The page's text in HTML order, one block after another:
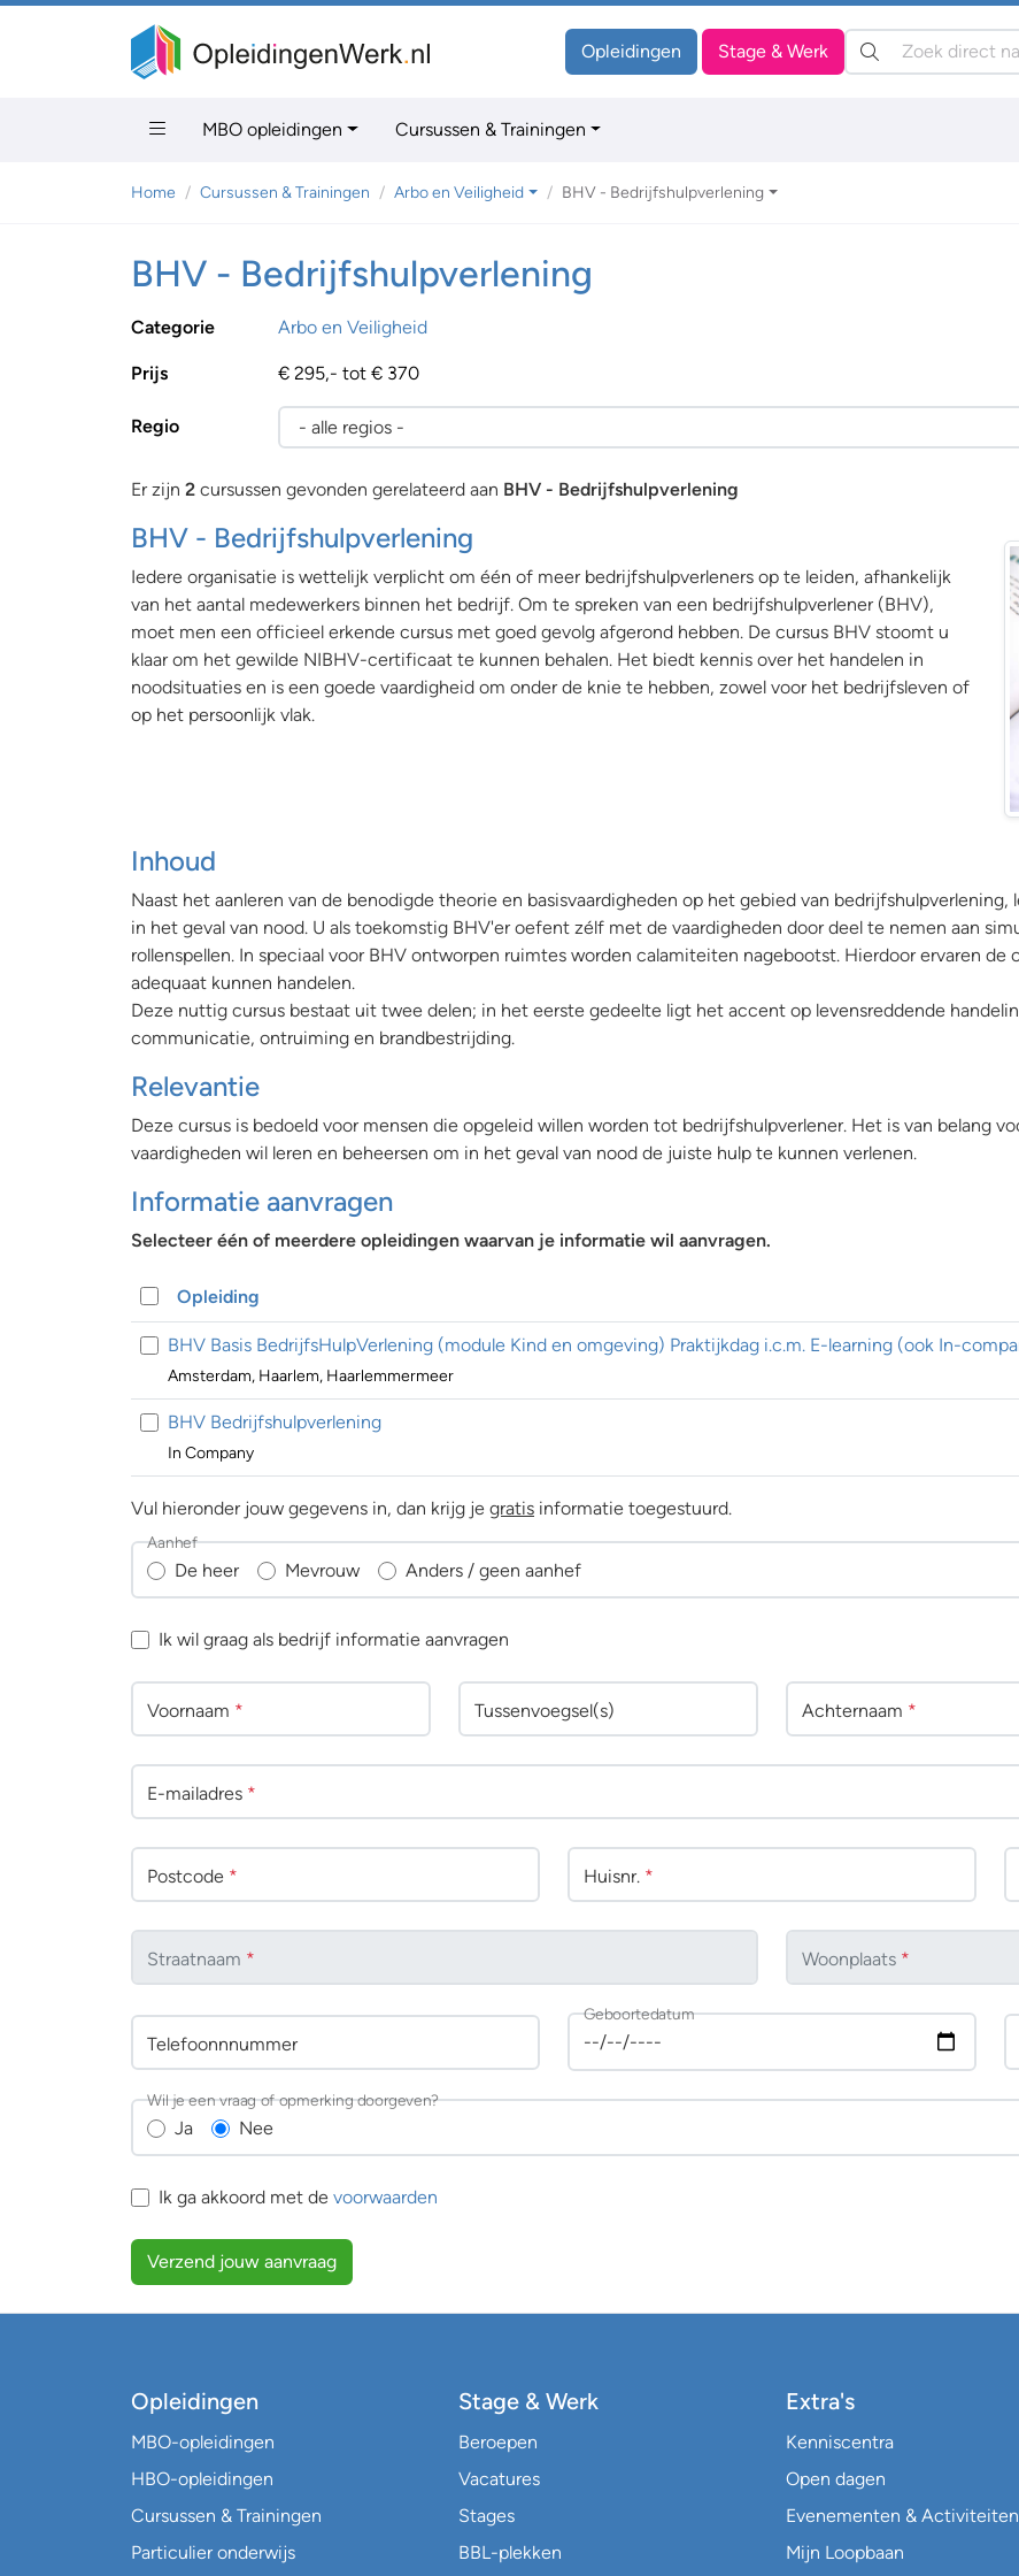
Opleidingen Stage & Werk Zoeken:
MBO opleidingen Cursussen & Trainingen
Home Cursussen & Trainingen Arbo en Veiligheid BHV - Bedrijfshulpverlening
BHV - Bedrijfshulpverlening
Categorie Arbo en Veiligheid
Prijs € 295,- tot € 370
Regio
Er zijn 2 cursussen gevonden gerelateerd aan BHV - Bedrijfshulpverlening
BHV - Bedrijfshulpverlening
Iedere organisatie is wettelijk verplicht om één of meer bedrijfshulpverleners op te leiden, afhankelijk
van het aantal medewerkers binnen het bedrijf. Om te spreken van een bedrijfshulpverlener (BHV),
moet men een officieel erkende cursus met goed gevolg afgerond hebben. De cursus BHV stoomt u
klaar om het gewilde NIBHV-certificaat te kunnen behalen. Het biedt kennis over het handelen in
noodsituaties en is een goede vaardigheid om onder de knie te hebben, zowel voor het bedrijfsleven of
op het persoonlijk vlak.
Inhoud
Naast het aanleren van de benodigde theorie en basisvaardigheden op het gebied van
in het geval van nood. U als toekomstig BHV'er oefent zélf met de vaardigheden door deel te nemen aan
rollenspellen. In speciaal voor BHV ontworpen ruimtes worden calamiteiten nagebootst. Hierdoor ervaren
adequaat kunnen handelen.
Deze nuttig cursus bestaat uit twee delen; in het eerste gedeelte ligt het accent op levensreddende
communicatie, ontruiming en brandbestrijding.
Relevantie
Deze cursus is bedoeld voor mensen die opgeleid willen worden tot bedrijfshulpverlener. Het is van belang
vaardigheden wil leren en beheersen om in het geval van nood de juiste hulp te kunnen verlenen.
Informatie aanvragen
Selecteer één of meerdere opleidingen waarvan je informatie wil aanvragen.
Opleiding
BHV Basis BedrijfsHulpVerlening (module Kind en omgeving) Praktijkdag i.c.m. E-learning (ook In-
Amsterdam, Haarlem, Haarlemmermeer
BHV Bedrijfshulpverlening
In Company
Vul hieronder jouw gegevens in, dan krijg je gratis informatie toegestuurd.
De heer Mevrouw Anders / geen aanhef
Aanhef
Ik wil graag als bedrijf informatie aanvragen
Voornaam * Tussenvoegsel(s) Achternaam *
E-mailadres *
Postcode * Huisnr. *
Straatnaam * Woonplaats *
Telefoonnnummer
Geboortedatum
Ja Nee
Wil je een vraag of opmerking doorgeven?
Ik ga akkoord met de voorwaarden
Verzend jouw aanvraag
Opleidingen
MBO-opleidingen
HBO-opleidingen
Cursussen & Trainingen
Particulier onderwijs
Stage & Werk
Beroepen
Vacatures
Stages
BBL-plekken
Extra's
Kenniscentra
Open dagen
Evenementen & Activiteiten
Mijn Loopbaan